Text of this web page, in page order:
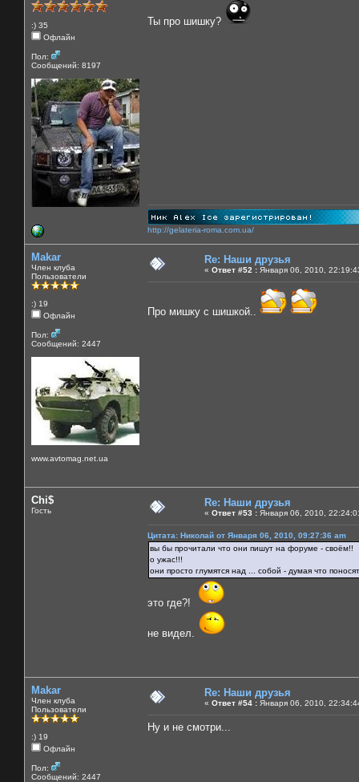
:) 35
Офлайн
Пол:
Сообщений: 8197
Ты про шишку?
http://gelateria-roma.com.ua/
Makar
Член клуба
Пользователи
:) 19
Офлайн
Пол:
Сообщений: 2447
www.avtomag.net.ua
Re: Наши друзья
« Ответ #52 : Января 06, 2010,
Про мишку с шишкой..
Chi$
Гость
Re: Наши друзья
« Ответ #53 : Января 06, 2010,
Цитата: Николай от Января 06, 2010, 09:27:36 am
вы бы прочитали что они пишут на форуме - своём!!
о ужас!!!
они просто глумятся над ... собой - думая что
это где?!
не видел.
Makar
Член клуба
Пользователи
:) 19
Офлайн
Пол:
Сообщений: 2447
Re: Наши друзья
« Ответ #54 : Января 06, 2010,
Ну и не смотри...